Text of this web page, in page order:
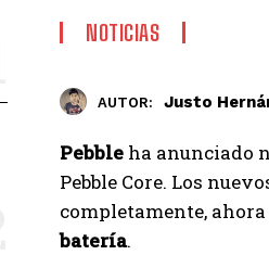
NOTICIAS
AUTOR: Justo
Pebble ha anunciado
Pebble Core. Los
completamente,
batería.